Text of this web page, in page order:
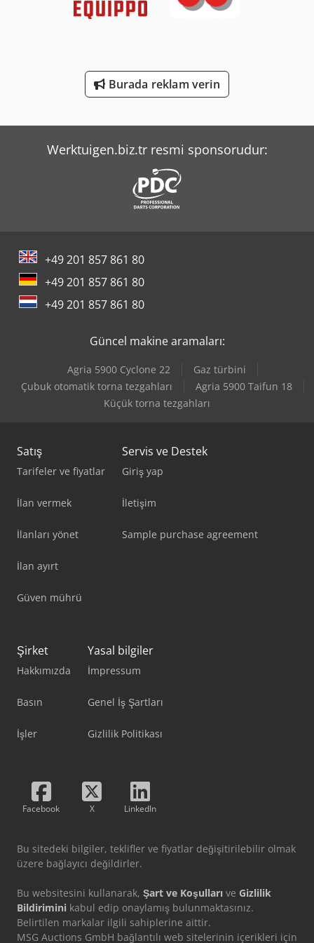
ihrer Langlebigkeit, Effizienz und nachhaltigen
Leistungsfähigkeit sind unsere Produkte die bevorzugte
Merlo Tf 42.7 Cs-145
Schanbacher S-3-50
Tec Rotec
Burada reklam verin
Werktuigen.biz.tr resmi sponsorudur:
+49 201 857 861 80
+49 201 857 861 80
+49 201 857 861 80
Güncel makine aramaları:
Agria 5900 Cyclone 22
Gaz türbini
Çubuk otomatik torna tezgahları
Agria 5900 Taifun 18
Küçük torna tezgahları
Satış
Tarifeler ve fiyatlar
İlan vermek
İlanları yönet
İlan ayırt
Güven mührü
Servis ve Destek
Giriş yap
İletişim
Sample purchase agreement
Şirket
Hakkımızda
Basın
İşler
Yasal bilgiler
İmpressum
Genel İş Şartları
Gizlilik Politikası
Facebook X LinkedIn
Bu sitedeki bilgiler, teklifler ve fiyatlar değişitirilebilir olmak
üzere bağlayıcı değildirler.
Bu websitesini kullanarak, Şart ve Koşulları ve Gizlilik
Bildirimini kabul edip onaylamış bulunmaktasınız.
Belirtilen markalar ilgili sahiplerine aittir.
MSG Auctions GmbH bağlantılı web sitelerinin içerikleri için